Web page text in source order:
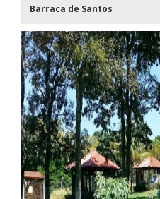
Barraca de Santos
Campos
do
Jordão